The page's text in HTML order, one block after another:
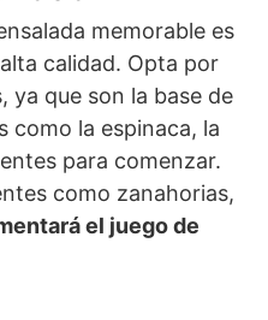
memorable es
calidad. Opta por
ya que son la base de
como la espinaca, la
para comenzar.
como zanahorias,
el juego de